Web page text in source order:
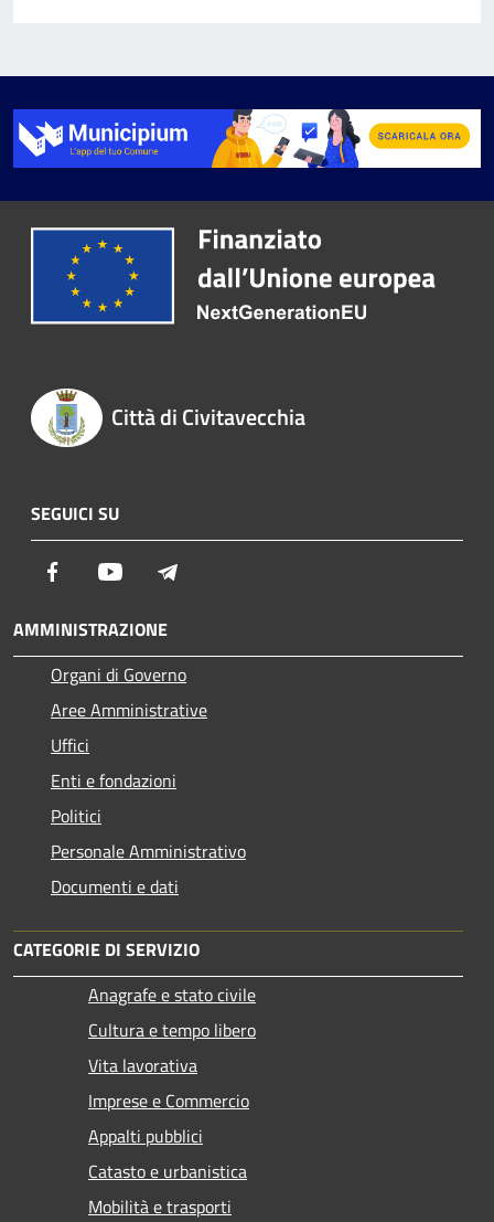
Città di Civitavecchia
SEGUICI SU
Facebook Youtube
AMMINISTRAZIONE
Organi di Governo
Aree Amministrative
Uffici
Enti e fondazioni
Politici
Personale Amministrativo
Documenti e dati
CATEGORIE DI SERVIZIO
Anagrafe e stato civile
Cultura e tempo libero
Vita lavorativa
Imprese e Commercio
Appalti pubblici
Catasto e urbanistica
Mobilità e trasporti